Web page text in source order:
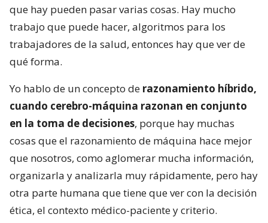
que hay pueden pasar varias cosas. Hay mucho
trabajo que puede hacer, algoritmos para los
trabajadores de la salud, entonces hay que ver de
qué forma.
Yo hablo de un concepto de razonamiento híbrido,
cuando cerebro-máquina razonan en conjunto
en la toma de decisiones, porque hay muchas
cosas que el razonamiento de máquina hace mejor
que nosotros, como aglomerar mucha información,
organizarla y analizarla muy rápidamente, pero hay
otra parte humana que tiene que ver con la decisión
ética, el contexto médico-paciente y criterio.